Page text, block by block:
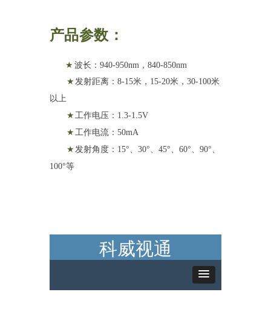
科威视通
产品参数：
★ 波长：940-950nm，840-850nm
★发射距离：8-15米，15-20米，30-100米
以上
★工作电压：1.3-1.5V
★工作电流：50mA
★发射角度：15°、30°、45°、60°、90°、
100°等